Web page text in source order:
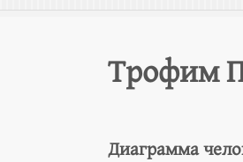
Трофим
Диаграмма